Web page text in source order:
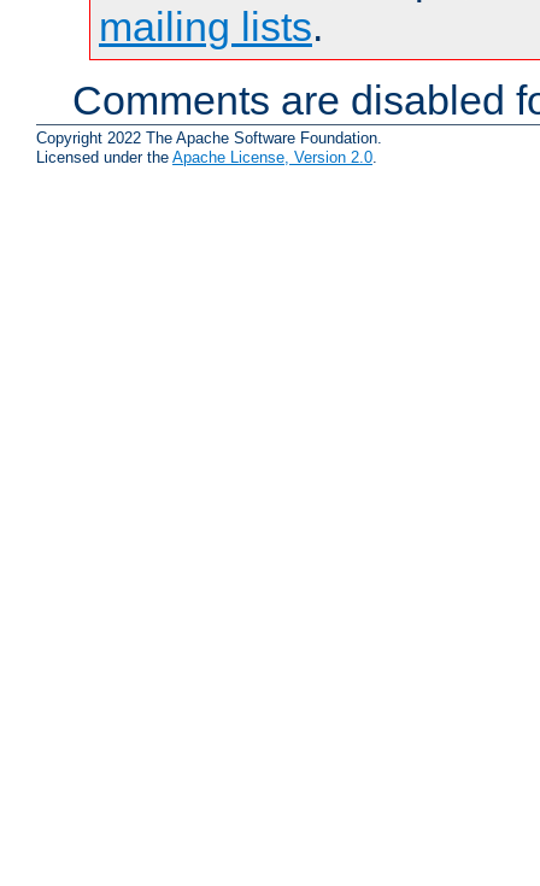
mailing lists.
Comments are disabled
Copyright 2022 The Apache Software Foundation.
Licensed under the Apache License, Version 2.0